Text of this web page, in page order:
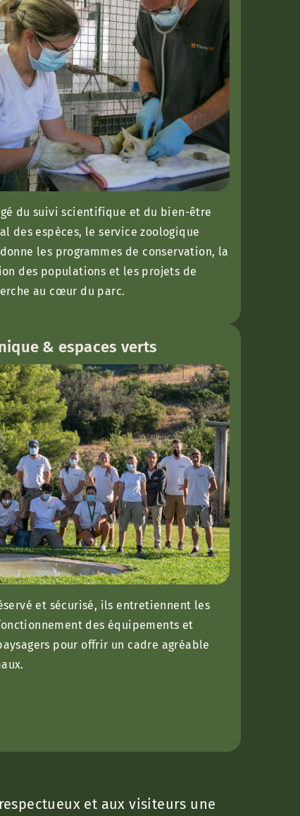
du suivi scientifique et du bien-être
des espèces, le service zoologique
les programmes de conservation, la
des populations et les projets de
au cœur du parc.
& espaces verts
et sécurisé, ils entretiennent les
des équipements et
pour offrir un cadre agréable
et aux visiteurs une